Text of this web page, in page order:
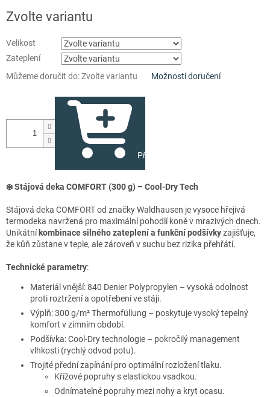
cena:
Zvolte variantu
Velikost
Zateplení
Můžeme doručit do:Zvolte variantu Možnosti doručení
Přidat do košíku
❄️ Stájová deka COMFORT (300 g) – Cool-Dry Tech
Stájová deka COMFORT od značky Waldhausen je vysoce hřejivá
termodeka navržená pro maximální pohodlí koně v mrazivých dnech.
Unikátníkombinace silného zateplení a funkční podšívkyzajišťuje,
že kůň zůstane v teple, ale zároveň v suchu bez rizika přehřátí.
Technické parametry:
Materiál vnější: 840 Denier Polypropylen – vysoká odolnost
proti roztržení a opotřebení ve stáji.
Výplň: 300 g/m² Thermofüllung – poskytuje vysoký tepelný
komfort v zimním období.
Podšívka: Cool-Dry technologie – pokročilý management
vlhkosti (rychlý odvod potu).
Trojité přední zapínání pro optimální rozložení tlaku.
Křížové popruhy s elastickou vsadkou.
Odnímatelné popruhy mezi nohy a kryt ocasu.